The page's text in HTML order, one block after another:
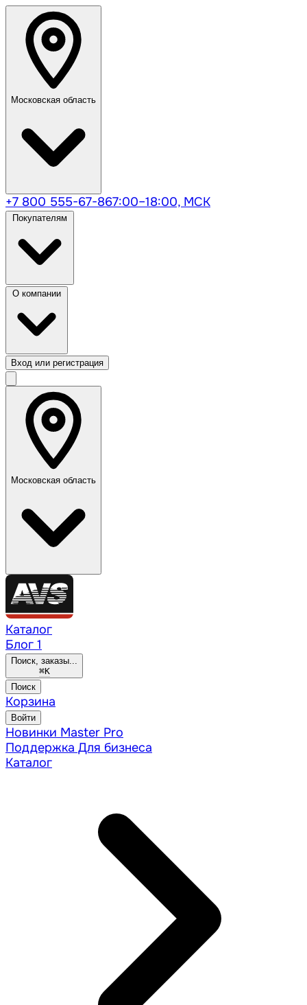
Московская область
+7 800 555-67-867:00–18:00, МСК
Вход или регистрация
Московская область
Каталог
Блог 1
Поиск, заказы...
⌘K
Поиск
Корзина
Войти
Новинки Master Pro
Поддержка Для бизнеса
Каталог